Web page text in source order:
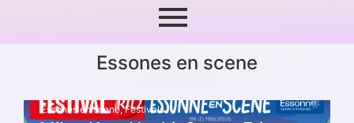
Essones en scene
Essones en scene, Festivals